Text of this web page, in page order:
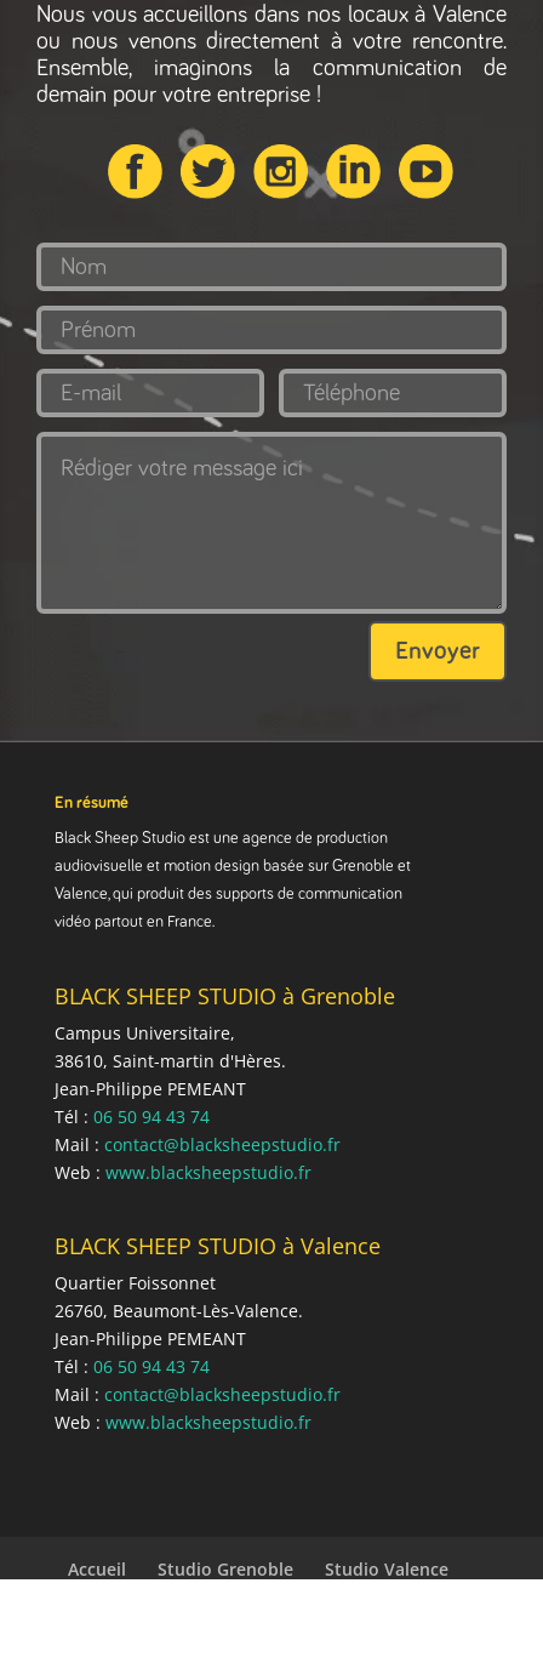
Nous vous accueillons dans nos locaux à Valence
ou nous venons directement à votre rencontre.
Ensemble, imaginons la communication de
demain pour votre entreprise !
Envoyer
En résumé
Black Sheep Studio est une agence de production
audiovisuelle et motion design basée sur Grenoble et
Valence, qui produit des supports de communication
vidéo partout en France.
BLACK SHEEP STUDIO à Grenoble
Campus Universitaire,
38610, Saint-martin d'Hères.
Jean-Philippe PEMEANT
Tél : 06 50 94 43 74
Mail : contact@blacksheepstudio.fr
Web : www.blacksheepstudio.fr
BLACK SHEEP STUDIO à Valence
Quartier Foissonnet
26760, Beaumont-Lès-Valence.
Jean-Philippe PEMEANT
Tél : 06 50 94 43 74
Mail : contact@blacksheepstudio.fr
Web : www.blacksheepstudio.fr
Accueil Studio Grenoble
Studio Valence